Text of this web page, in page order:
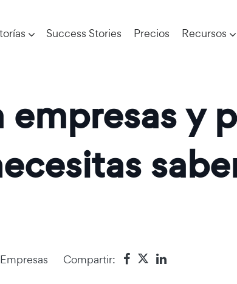
Success Stories Precios Recursos
empresas y
Compartir: